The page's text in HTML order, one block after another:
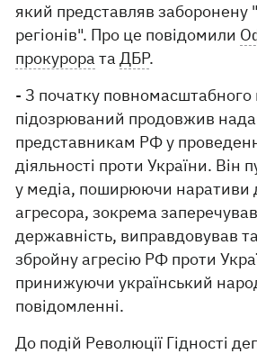
який представляв заборонену
регіонів". Про це повідомили
прокурора таДБР.
- З початку повномасштабного
підозрюваний продовжив
представникам РФ у
діяльності проти України. Він
у медіа, поширюючи наративи
агресора, зокрема
державність, виправдовував
збройну агресію РФ проти
принижуючи український
повідомленні.
До подій Революції Гідності